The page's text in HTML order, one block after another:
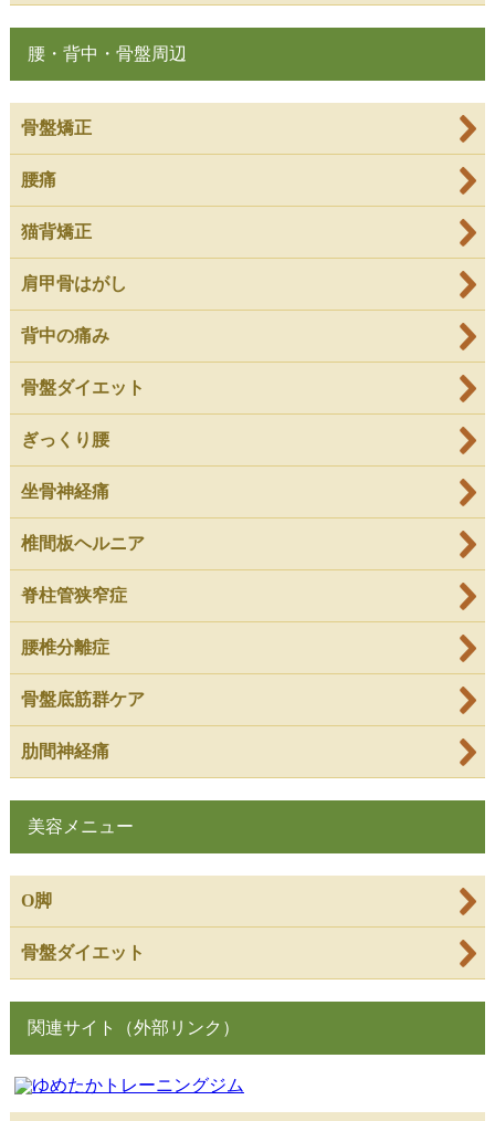
腰・背中・骨盤周辺
骨盤矯正
腰痛
猫背矯正
肩甲骨はがし
背中の痛み
骨盤ダイエット
ぎっくり腰
坐骨神経痛
椎間板ヘルニア
脊柱管狭窄症
腰椎分離症
骨盤底筋群ケア
肋間神経痛
美容メニュー
O脚
骨盤ダイエット
関連サイト（外部リンク）